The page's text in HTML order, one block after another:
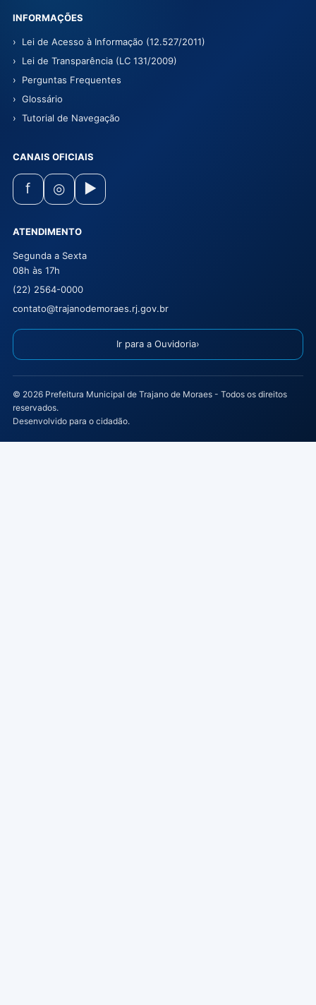
INFORMAÇÕES
Lei de Acesso à Informação (12.527/2011)
Lei de Transparência (LC 131/2009)
Perguntas Frequentes
Glossário
Tutorial de Navegação
CANAIS OFICIAIS
f ◎ ▶
ATENDIMENTO
Segunda a Sexta
08h às 17h
(22) 2564-0000
contato@trajanodemoraes.rj.gov.br
Ir para a Ouvidoria›
© 2026 Prefeitura Municipal de Trajano de Moraes - Todos os direitos
reservados.
Desenvolvido para o cidadão.